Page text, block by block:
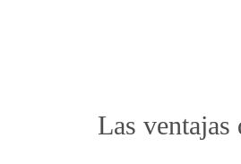
Las